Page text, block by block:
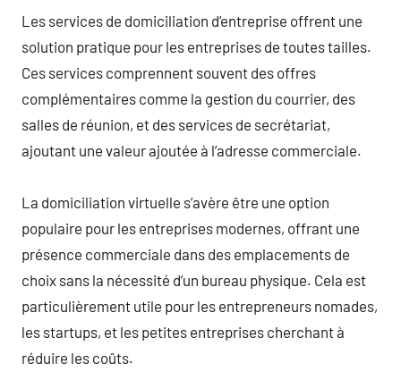
Les services de domiciliation d’entreprise offrent une
solution pratique pour les entreprises de toutes tailles.
Ces services comprennent souvent des offres
complémentaires comme la gestion du courrier, des
salles de réunion, et des services de secrétariat,
ajoutant une valeur ajoutée à l’adresse commerciale.
La domiciliation virtuelle s’avère être une option
populaire pour les entreprises modernes, offrant une
présence commerciale dans des emplacements de
choix sans la nécessité d’un bureau physique. Cela est
particulièrement utile pour les entrepreneurs nomades,
les startups, et les petites entreprises cherchant à
réduire les coûts.